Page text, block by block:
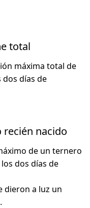
total
máxima total de
dos días de
recién nacido
de un ternero
dos días de
dieron a luz un